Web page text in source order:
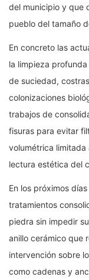
del municipio y que
pueblo del tamaño
En concreto las
la limpieza
de suciedad,
colonizaciones
trabajos de
fisuras para evitar
volumétrica limitada
lectura estética del
En los próximos
tratamientos
piedra sin impedir
anillo cerámico que
intervención sobre
como cadenas y